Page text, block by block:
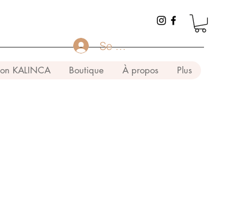
KALINCA Boutique À propos Plus
Se connecter